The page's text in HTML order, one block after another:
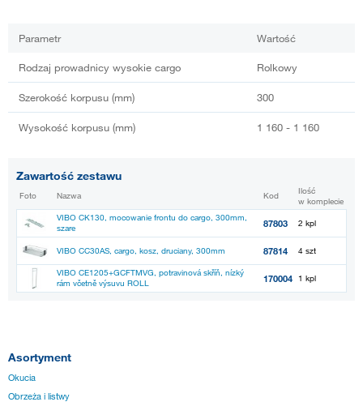
Parametr Wartość
Rodzaj prowadnicy wysokie cargo Rolkowy
Szerokość korpusu (mm) 300
Wysokość korpusu (mm) 1 160 - 1 160
Zawartość zestawu
Foto Nazwa Kod
Ilość
w komplecie
VIBO CK130, mocowanie frontu do cargo, 300mm,
szare
87803 2 kpl
VIBO CC30AS, cargo, kosz, druciany, 300mm 87814 4 szt
VIBO CE1205+GCFTMVG, potravinová skříň, nízký
rám včetně výsuvu ROLL
170004 1 kpl
Asortyment
Okucia
Obrzeża i listwy